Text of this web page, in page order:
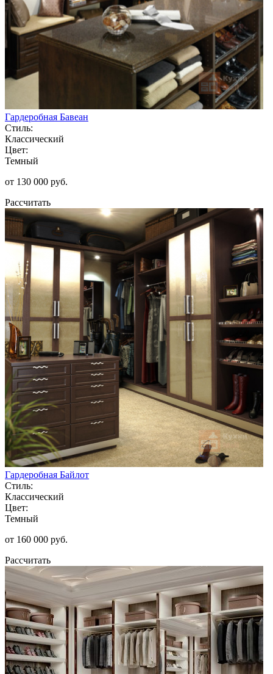
Гардеробная Бавеан
Стиль:
Классический
Цвет:
Темный
от 130 000 руб.
Рассчитать
Гардеробная Байлот
Стиль:
Классический
Цвет:
Темный
от 160 000 руб.
Рассчитать